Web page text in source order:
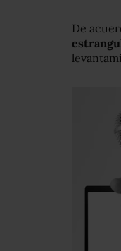
De